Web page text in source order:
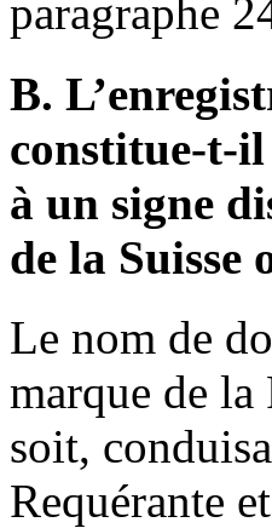
paragraphe
B.
constitue-t-
à un signe
de la Suisse
Le nom de
marque de la
soit,
Requérante